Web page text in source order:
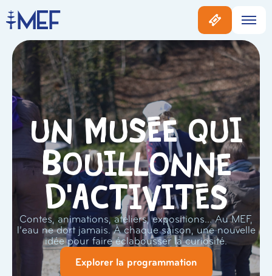
Un musée qui
bouillonne
d'activités
Contes, animations, ateliers, expositions… Au MEF,
l’eau ne dort jamais. À chaque saison, une nouvelle
idée pour faire éclabousser la curiosité.
Explorer la programmation